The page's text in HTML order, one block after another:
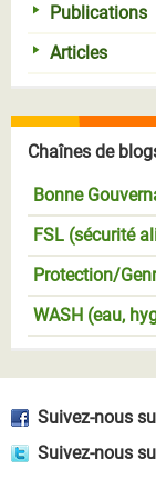
Publications
Articles
Chaînes de
Bonne
FSL (sécurité
Protection/
WASH (eau,
Suivez-nous
Suivez-nous